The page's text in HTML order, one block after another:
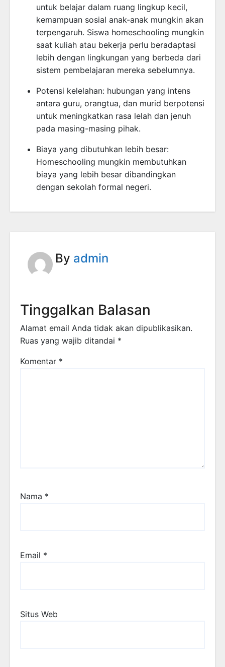
untuk belajar dalam ruang lingkup kecil,
kemampuan sosial anak-anak mungkin akan
terpengaruh. Siswa homeschooling mungkin
saat kuliah atau bekerja perlu beradaptasi
lebih dengan lingkungan yang berbeda dari
sistem pembelajaran mereka sebelumnya.
Potensi kelelahan: hubungan yang intens
antara guru, orangtua, dan murid berpotensi
untuk meningkatkan rasa lelah dan jenuh
pada masing-masing pihak.
Biaya yang dibutuhkan lebih besar:
Homeschooling mungkin membutuhkan
biaya yang lebih besar dibandingkan
dengan sekolah formal negeri.
By admin
Tinggalkan Balasan
Alamat email Anda tidak akan dipublikasikan.
Ruas yang wajib ditandai *
Komentar *
Nama *
Email *
Situs Web